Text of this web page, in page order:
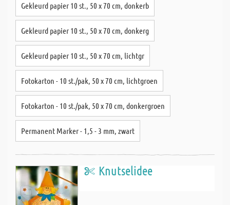
Gekleurd papier 10 st., 50 x 70 cm, donkerb
Gekleurd papier 10 st., 50 x 70 cm, donkerg
Gekleurd papier 10 st., 50 x 70 cm, lichtgr
Fotokarton - 10 st./pak, 50 x 70 cm, lichtgroen
Fotokarton - 10 st./pak, 50 x 70 cm, donkergroen
Permanent Marker - 1,5 - 3 mm, zwart
Knutselidee